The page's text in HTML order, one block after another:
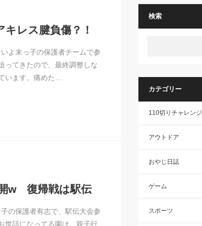
レス腱負傷？！
よ末っ子の保護者チームで参
ってきたので、最終調整しな
います。痛めた…
w 復帰戦は駅伝
の保護者有志で、駅伝大会参
世話になってる園は、親子行
検索
カテゴリー
110切りチャレンジ
アウトドア
おやじ日誌
ゲーム
スポーツ